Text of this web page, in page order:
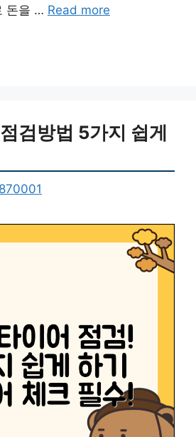
돈을 … Read more
검방법 5가지 쉽게